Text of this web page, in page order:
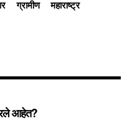
ग्रामीण
महाराष्ट्र
आहेत?